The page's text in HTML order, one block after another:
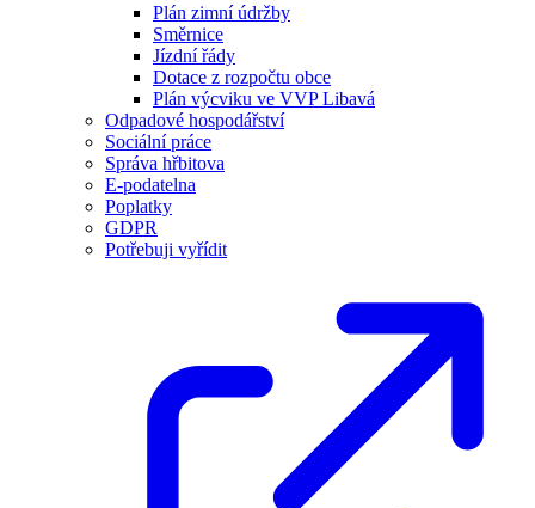
Plán zimní údržby
Směrnice
Jízdní řády
Dotace z rozpočtu obce
Plán výcviku ve VVP Libavá
Odpadové hospodářství
Sociální práce
Správa hřbitova
E-podatelna
Poplatky
GDPR
Potřebuji vyřídit